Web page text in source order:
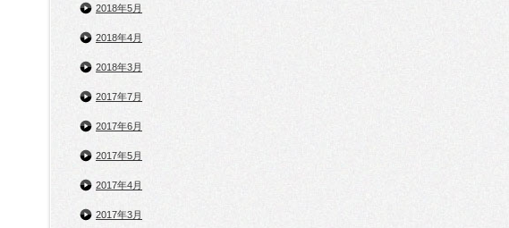
2018年5月
2018年4月
2018年3月
2017年7月
2017年6月
2017年5月
2017年4月
2017年3月